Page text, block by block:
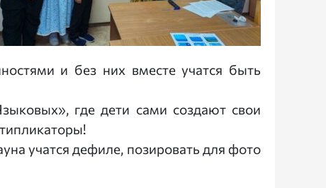
и без них вместе учатся быть
где дети сами создают свои
учатся дефиле, позировать для фото